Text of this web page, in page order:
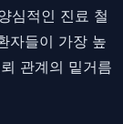
심적인 진료 철
자들이 가장 높
관계의 밑거름